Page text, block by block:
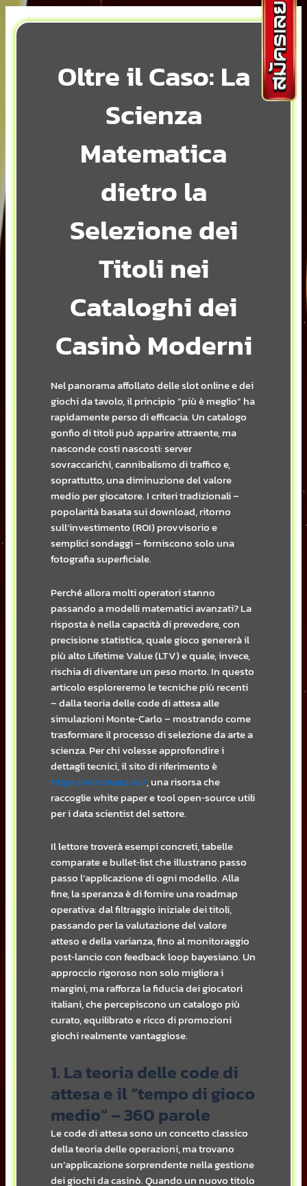
Oltre il Caso: La
Scienza
Matematica
dietro la
Selezione dei
Titoli nei
Cataloghi dei
Casinò Moderni
Nel panorama affollato delle slot online e dei
giochi da tavolo, il principio “più è meglio” ha
rapidamente perso di efficacia. Un catalogo
gonfio di titoli può apparire attraente, ma
nasconde costi nascosti: server
sovraccarichi, cannibalismo di traffico e,
soprattutto, una diminuzione del valore
medio per giocatore. I criteri tradizionali –
popolarità basata sui download, ritorno
sull’investimento (ROI) provvisorio e
semplici sondaggi – forniscono solo una
fotografia superficiale.
Perché allora molti operatori stanno
passando a modelli matematici avanzati? La
risposta è nella capacità di prevedere, con
precisione statistica, quale gioco genererà il
più alto Lifetime Value (LTV) e quale, invece,
rischia di diventare un peso morto. In questo
articolo esploreremo le tecniche più recenti
– dalla teoria delle code di attesa alle
simulazioni Monte‑Carlo – mostrando come
trasformare il processo di selezione da arte a
scienza. Per chi volesse approfondire i
dettagli tecnici, il sito di riferimento è
https://windward.eu/, una risorsa che
raccoglie white paper e tool open‑source utili
per i data scientist del settore.
Il lettore troverà esempi concreti, tabelle
comparate e bullet‑list che illustrano passo
passo l’applicazione di ogni modello. Alla
fine, la speranza è di fornire una roadmap
operativa: dal filtraggio iniziale dei titoli,
passando per la valutazione del valore
atteso e della varianza, fino al monitoraggio
post‑lancio con feedback loop bayesiano. Un
approccio rigoroso non solo migliora i
margini, ma rafforza la fiducia dei giocatori
italiani, che percepiscono un catalogo più
curato, equilibrato e ricco di promozioni
giochi realmente vantaggiose.
1. La teoria delle code di
attesa e il “tempo di gioco
medio” – 360 parole
Le code di attesa sono un concetto classico
della teoria delle operazioni, ma trovano
un’applicazione sorprendente nella gestione
dei giochi da casinò. Quando un nuovo titolo